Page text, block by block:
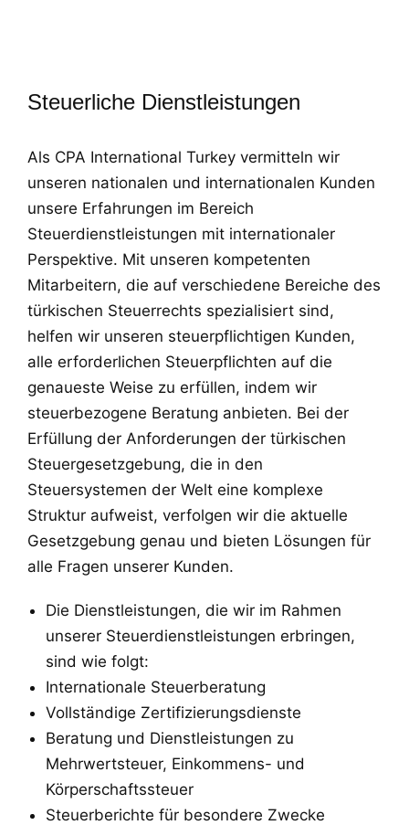
Steuerliche Dienstleistungen
Als CPA International Turkey vermitteln wir
unseren nationalen und internationalen Kunden
unsere Erfahrungen im Bereich
Steuerdienstleistungen mit internationaler
Perspektive. Mit unseren kompetenten
Mitarbeitern, die auf verschiedene Bereiche des
türkischen Steuerrechts spezialisiert sind,
helfen wir unseren steuerpflichtigen Kunden,
alle erforderlichen Steuerpflichten auf die
genaueste Weise zu erfüllen, indem wir
steuerbezogene Beratung anbieten. Bei der
Erfüllung der Anforderungen der türkischen
Steuergesetzgebung, die in den
Steuersystemen der Welt eine komplexe
Struktur aufweist, verfolgen wir die aktuelle
Gesetzgebung genau und bieten Lösungen für
alle Fragen unserer Kunden.
Die Dienstleistungen, die wir im Rahmen
unserer Steuerdienstleistungen erbringen,
sind wie folgt:
Internationale Steuerberatung
Vollständige Zertifizierungsdienste
Beratung und Dienstleistungen zu
Mehrwertsteuer, Einkommens- und
Körperschaftssteuer
Steuerberichte für besondere Zwecke